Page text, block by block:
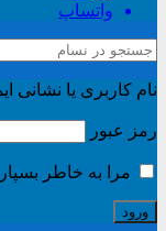
واتساپ
نام کاربری یا نشانی
رمز عبور
مرا به خاطر بسپار